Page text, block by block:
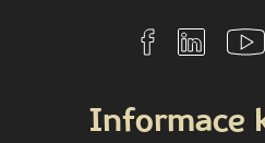
Informace